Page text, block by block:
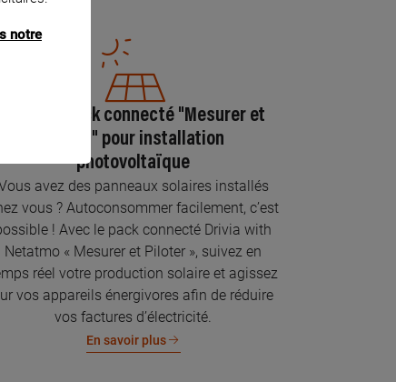
Pose du pack connecté "Mesurer et
piloter" pour installation
photovoltaïque
avez des panneaux solaires installés
vous ? Autoconsommer facilement, c’est
! Avec le pack connecté Drivia with
Netatmo « Mesurer et Piloter », suivez en
réel votre production solaire et agissez
vos appareils énergivores afin de réduire
vos factures d’électricité.
En savoir plus
notre